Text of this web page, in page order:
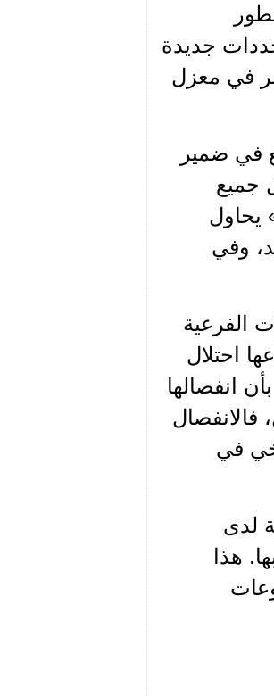
جديدة
في معزل
في ضمير
جميع
يحاول
وفي
الفرعية
احتلال
انفصالها
فالانفصال
في
لدى
هذا